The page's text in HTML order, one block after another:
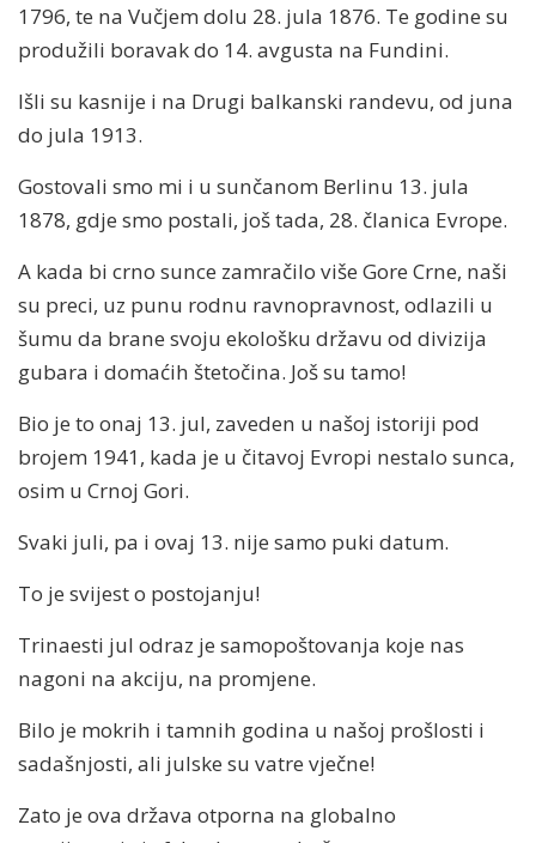
1796, te na Vučjem dolu 28. jula 1876. Te godine su
produžili boravak do 14. avgusta na Fundini.
Išli su kasnije i na Drugi balkanski randevu, od juna
do jula 1913.
Gostovali smo mi i u sunčanom Berlinu 13. jula
1878, gdje smo postali, još tada, 28. članica Evrope.
A kada bi crno sunce zamračilo više Gore Crne, naši
su preci, uz punu rodnu ravnopravnost, odlazili u
šumu da brane svoju ekološku državu od divizija
gubara i domaćih štetočina. Još su tamo!
Bio je to onaj 13. jul, zaveden u našoj istoriji pod
brojem 1941, kada je u čitavoj Evropi nestalo sunca,
osim u Crnoj Gori.
Svaki juli, pa i ovaj 13. nije samo puki datum.
To je svijest o postojanju!
Trinaesti jul odraz je samopoštovanja koje nas
nagoni na akciju, na promjene.
Bilo je mokrih i tamnih godina u našoj prošlosti i
sadašnjosti, ali julske su vatre vječne!
Zato je ova država otporna na globalno